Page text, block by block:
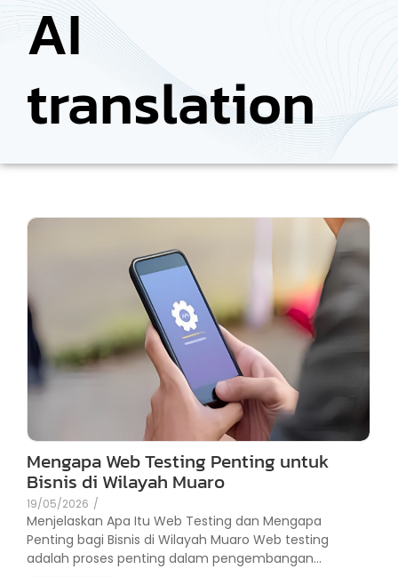
AI
translation
Mengapa Web Testing Penting untuk
Bisnis di Wilayah Muaro
19/05/2026 /
Menjelaskan Apa Itu Web Testing dan Mengapa
Penting bagi Bisnis di Wilayah Muaro Web testing
adalah proses penting dalam pengembangan...